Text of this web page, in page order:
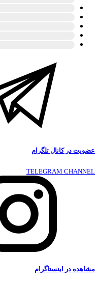
عضویت در کانال تلگرام
TELEGRAM CHANNEL
مشاهده در اینستاگرام